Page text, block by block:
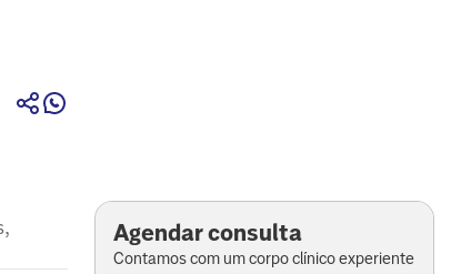
Agendar consulta
Contamos com um corpo clínico experiente